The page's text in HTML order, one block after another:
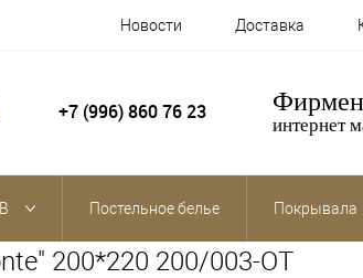
Новости Доставка
+7 (996) 860 76 23 интернет
Постельное белье Покрывала
200*220 200/003-OT